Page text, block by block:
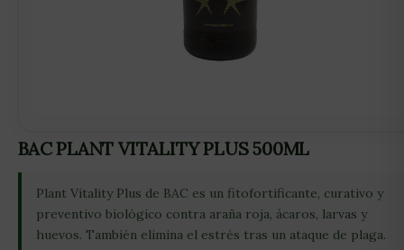
BAC PLANT VITALITY PLUS 500ML
Plant Vitality Plus de BAC es un fitofortificante, curativo y
preventivo biológico contra araña roja, ácaros, larvas y
huevos. También elimina el estrés tras un ataque de plaga.